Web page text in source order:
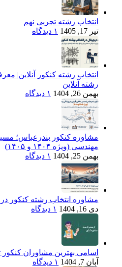
انتخاب رشته تجربی نهم
تیر 17, 1405
۱ دیدگاه
انتخاب رشته کنکور آنلاین|
رشته آنلاین
بهمن 26, 1404
۱ دیدگاه
مشاوره کنکور بندرعباس؛
مهندسی (ویژه ۱۴۰۴ و ۱۴۰۵)
بهمن 25, 1404
۱ دیدگاه
مشاوره انتخاب رشته کنکور در
دی 16, 1404
۱ دیدگاه
اسامی بهترین مشاوران کنکور تبریز |
آبان 7, 1404
۱ دیدگاه